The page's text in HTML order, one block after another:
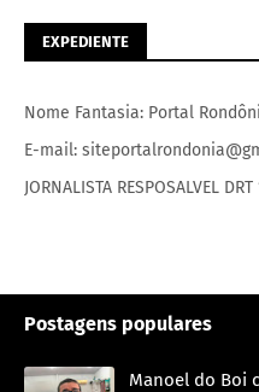
EXPEDIENTE
Nome Fantasia: Portal
E-mail:
JORNALISTA RESPOSALVEL
Postagens populares
Manoel do Boi